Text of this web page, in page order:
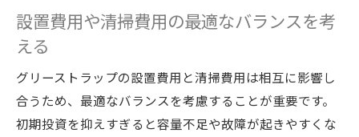
設置費用や清掃費用の最適なバランスを考
える
グリーストラップの設置費用と清掃費用は相互に影響し
合うため、最適なバランスを考慮することが重要です。
初期投資を抑えすぎると容量不足や故障が起きやすくな